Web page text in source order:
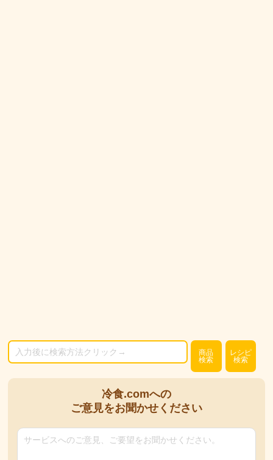
商品
検索
レシピ
検索
冷食.comへの
ご意見をお聞かせください